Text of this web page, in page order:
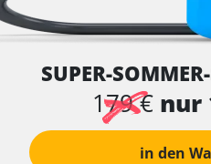
SUPER-
179 € nur
in den